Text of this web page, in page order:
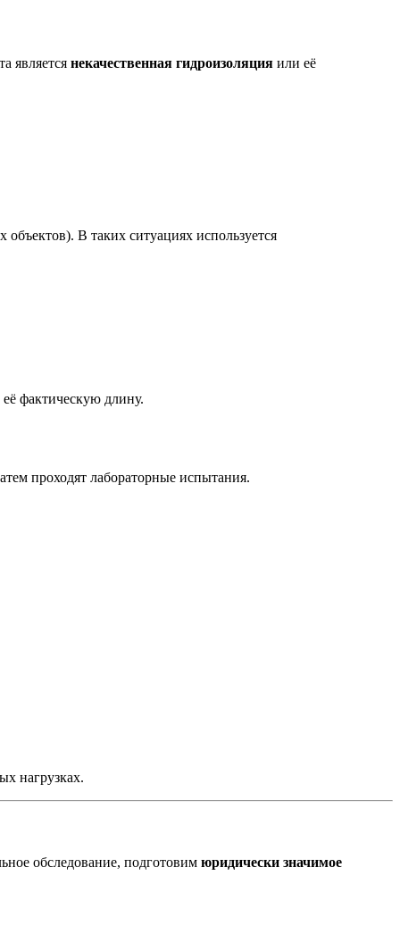
является некачественная гидроизоляция или её
В таких ситуациях используется
фактическую длину.
проходят лабораторные испытания.
нагрузках.
обследование, подготовим юридически значимое